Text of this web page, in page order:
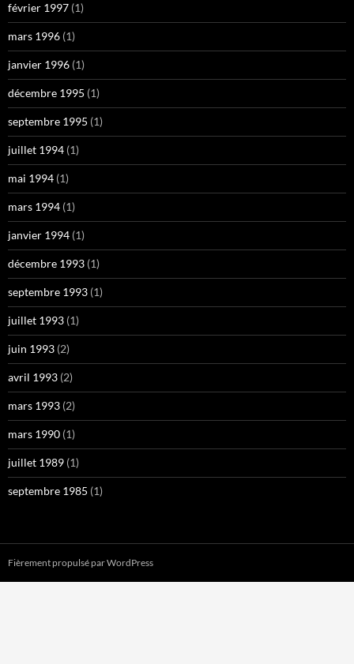
février 1997 (1)
mars 1996 (1)
janvier 1996 (1)
décembre 1995 (1)
septembre 1995 (1)
juillet 1994 (1)
mai 1994 (1)
mars 1994 (1)
janvier 1994 (1)
décembre 1993 (1)
septembre 1993 (1)
juillet 1993 (1)
juin 1993 (2)
avril 1993 (2)
mars 1993 (2)
mars 1990 (1)
juillet 1989 (1)
septembre 1985 (1)
Fièrement propulsé par WordPress